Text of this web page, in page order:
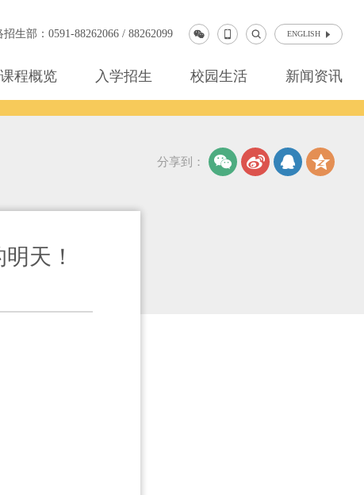
招生部：0591-88262066 / 88262099 ENGLISH
课程概览 入学招生 校园生活 新闻资讯
分享到：
天！